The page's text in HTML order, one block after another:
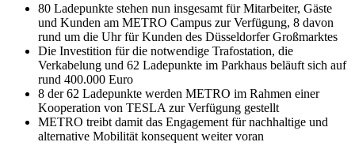
80 Ladepunkte stehen nun insgesamt für Mitarbeiter, Gäste
und Kunden am METRO Campus zur Verfügung, 8 davon
rund um die Uhr für Kunden des Düsseldorfer Großmarktes
Die Investition für die notwendige Trafostation, die
Verkabelung und 62 Ladepunkte im Parkhaus beläuft sich auf
rund 400.000 Euro
8 der 62 Ladepunkte werden METRO im Rahmen einer
Kooperation von TESLA zur Verfügung gestellt
METRO treibt damit das Engagement für nachhaltige und
alternative Mobilität konsequent weiter voran